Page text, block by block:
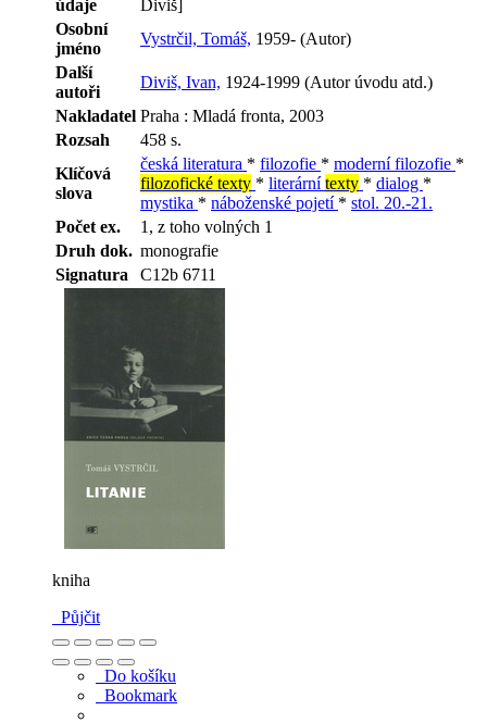
údaje
Diviš]
Osobní
jméno
Vystrčil, Tomáš, 1959- (Autor)
Další
autoři
Diviš, Ivan, 1924-1999 (Autor úvodu atd.)
Nakladatel Praha : Mladá fronta, 2003
Rozsah
458 s.
Klíčová
slova
česká literatura * filozofie * moderní filozofie *
filozofické texty * literárnítexty * dialog *
mystika * náboženské pojetí * stol. 20.-21.
Počet ex.
1, z toho volných 1
Druh dok. monografie
Signatura
C12b 6711
kniha
Půjčit
Do košíku
Bookmark